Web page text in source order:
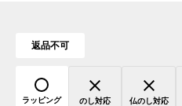
返品不可
ラッピング のし対応 仏のし対応